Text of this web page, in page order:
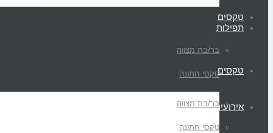
טקסים
בר/בת מצווה
טקסי חתונה
אירועים
תפילות
טקסים
בר/בת מצווה
טקסי חתונה